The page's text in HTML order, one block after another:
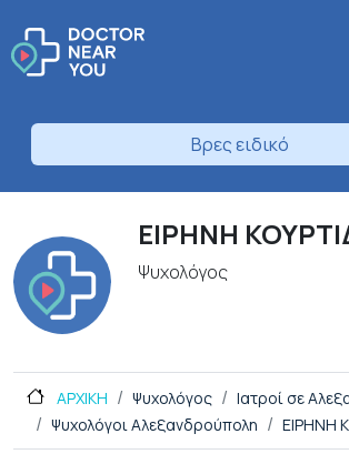
Βρες ειδικό
ΕΙΡΗΝΗ
Ψυχολόγος
ΑΡΧΙΚΗ Ψυχολόγος
Ιατροί σε
Ψυχολόγοι Αλεξανδρούπολη
ΕΙΡΗΝΗ